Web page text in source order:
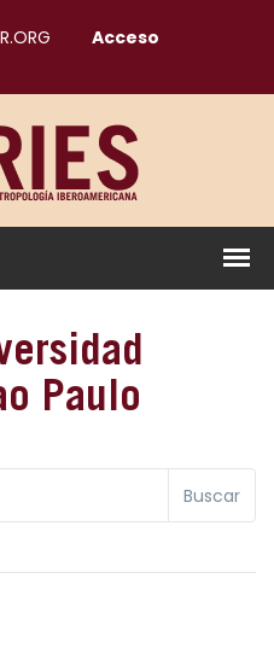
Acceso
Paulo
Buscar